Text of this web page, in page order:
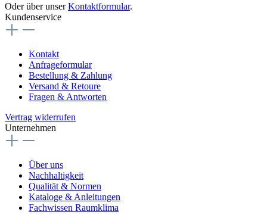
Oder über unserKontaktformular.
Kundenservice
Kontakt
Anfrageformular
Bestellung & Zahlung
Versand & Retoure
Fragen & Antworten
Vertrag widerrufen
Unternehmen
Über uns
Nachhaltigkeit
Qualität & Normen
Kataloge & Anleitungen
Fachwissen Raumklima